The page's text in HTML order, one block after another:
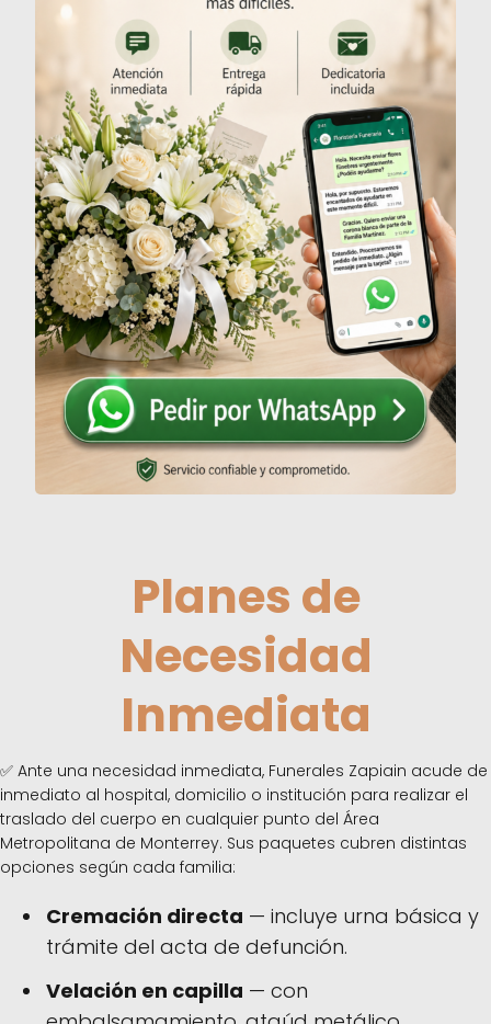
Planes de
Necesidad
Inmediata
✅ Ante una necesidad inmediata, Funerales Zapiain acude de
inmediato al hospital, domicilio o institución para realizar el
traslado del cuerpo en cualquier punto del Área
Metropolitana de Monterrey. Sus paquetes cubren distintas
opciones según cada familia:
Cremación directa — incluye urna básica y
trámite del acta de defunción.
Velación en capilla — con